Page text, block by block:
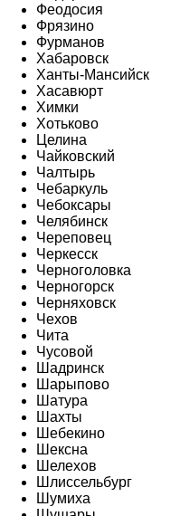
Феодосия
Фрязино
Фурманов
Хабаровск
Ханты-Мансийск
Хасавюрт
Химки
Хотьково
Целина
Чайковский
Чалтырь
Чебаркуль
Чебоксары
Челябинск
Череповец
Черкесск
Черноголовка
Черногорск
Черняховск
Чехов
Чита
Чусовой
Шадринск
Шарыпово
Шатура
Шахты
Шебекино
Шексна
Шелехов
Шлиссельбург
Шумиха